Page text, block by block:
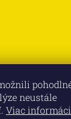
neustále
Viac